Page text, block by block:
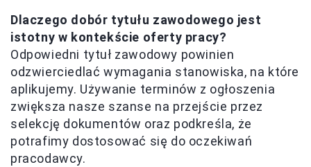
Dlaczego dobór tytułu zawodowego jest
istotny w kontekście oferty pracy?
Odpowiedni tytuł zawodowy powinien
odzwierciedlać wymagania stanowiska, na które
aplikujemy. Używanie terminów z ogłoszenia
zwiększa nasze szanse na przejście przez
selekcję dokumentów oraz podkreśla, że
potrafimy dostosować się do oczekiwań
pracodawcy.